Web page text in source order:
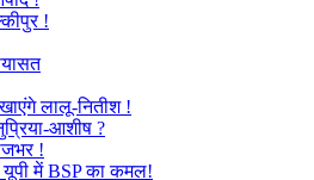
!
लालू-नितीश !
आशीष ?
!
यूपी में BSP का कमल!